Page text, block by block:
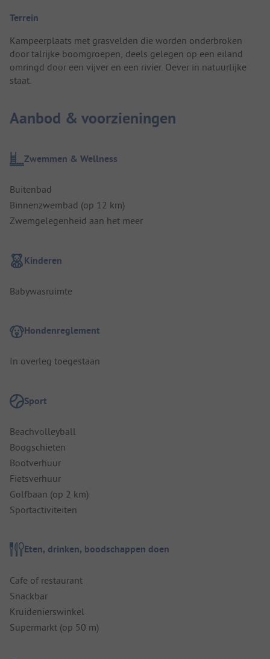
Terrein
Kampeerplaats met grasvelden die worden onderbroken
door talrijke boomgroepen, deels gelegen op een eiland
omringd door een vijver en een rivier. Oever in natuurlijke
staat.
Aanbod & voorzieningen
Zwemmen & Wellness
Buitenbad
Binnenzwembad (op 12 km)
Zwemgelegenheid aan het meer
Kinderen
Babywasruimte
Hondenreglement
In overleg toegestaan
Sport
Beachvolleyball
Boogschieten
Bootverhuur
Fietsverhuur
Golfbaan (op 2 km)
Sportactiviteiten
Eten, drinken, boodschappen doen
Cafe of restaurant
Snackbar
Kruidenierswinkel
Supermarkt (op 50 m)